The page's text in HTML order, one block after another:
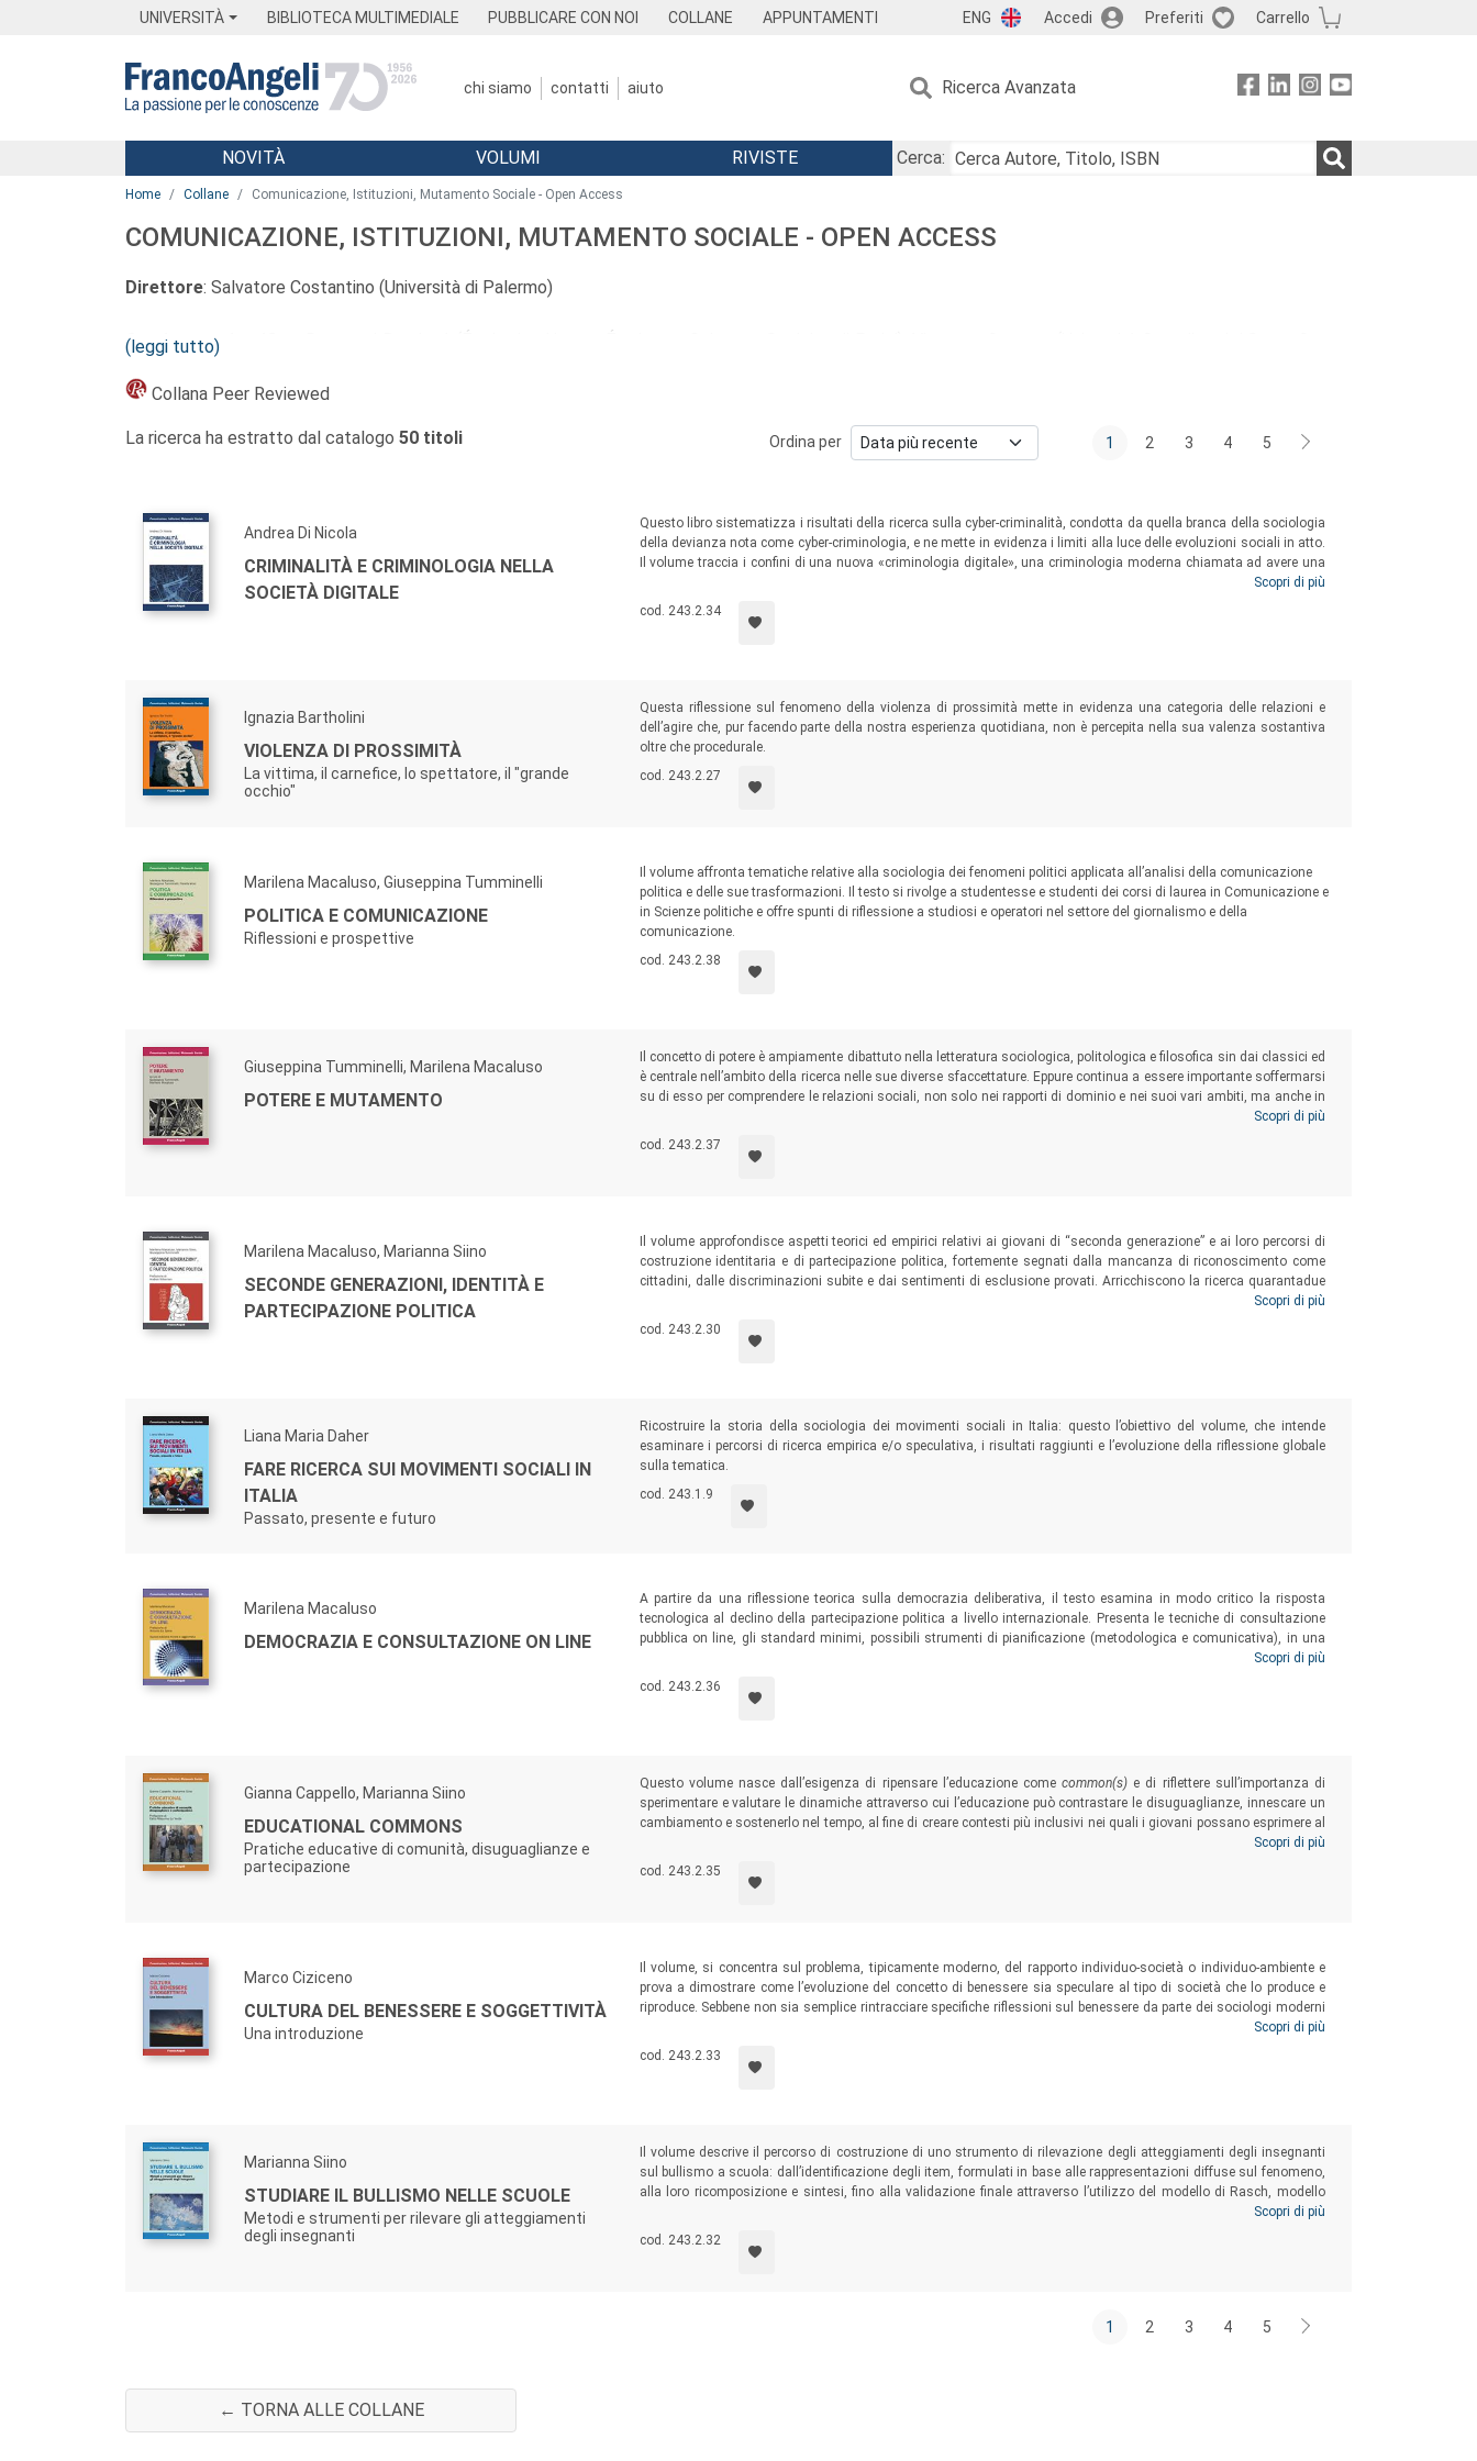
UNIVERSITÀ BIBLIOTECA MULTIMEDIALE PUBBLICARE CON NOI COLLANE APPUNTAMENTI ENG Accedi Preferiti Carrello
chi siamo contatti aiuto Ricerca Avanzata
Menu
NOVITÀ VOLUMI RIVISTE
Cerca:
Home Collane Comunicazione, Istituzioni, Mutamento Sociale - Open Access
COMUNICAZIONE, ISTITUZIONI, MUTAMENTO SOCIALE - OPEN ACCESS
Direttore: Salvatore Costantino (Università di Palermo)
Comitato scientifico
Roma la Sapienza), Emanuele Felice (Università “G. d’Annunzio” di Chieti-Pescara), Giovanni Frazzica (Università di Palermo), Raimondo Ingrassia (Università di
Palermo)
anche la collocazione territoriale di alcuni di noi, vi è anche un’attenzione ai temi del ritardo e delle distorsioni dello sviluppo, e di conseguenza alle politiche e
alle istituzioni relative a quest’ultimo. Se per un verso, infatti, “nuova comunicazione”, società dell’informazione e globalizzazione possono rappresentare delle
risorse per uscire dalle situazioni di stasi o declino socio-economico, per altro verso, di nuovo a seconda dei vincoli istituzionali dati e delle storture
endemicamente presenti, esse possono invece ben convivere con il sottosviluppo, senza scalfirlo. È stata attivata una procedura di referaggio anonimo cui
vengono sottoposti gli scritti presi in considerazione ai fini della pubblicazione nella collana.
(leggi tutto)
Collana Peer Reviewed
La ricerca ha estratto dal catalogo 50 titoli Ordina per 1 2 3 4 5
Andrea Di Nicola
CRIMINALITÀ E CRIMINOLOGIA NELLA
SOCIETÀ DIGITALE
Questo libro sistematizza i risultati della ricerca sulla cyber-criminalità, condotta da quella branca della sociologia
della devianza nota come cyber-criminologia, e ne mette in evidenza i limiti alla luce delle evoluzioni sociali in atto.
Il volume traccia i confini di una nuova «criminologia digitale», una criminologia moderna chiamata ad avere una
vocazione sempre più inter e multidisciplinare, capace di far dialogare tra loro tutte le scienze della sicurezza e
della criminalità.
Scopri di più
cod. 243.2.34
Ignazia Bartholini
VIOLENZA DI PROSSIMITÀ
La vittima, il carnefice, lo spettatore, il "grande
occhio"
Questa riflessione sul fenomeno della violenza di prossimità mette in evidenza una categoria delle relazioni e
dell’agire che, pur facendo parte della nostra esperienza quotidiana, non è percepita nella sua valenza sostantiva
oltre che procedurale.
cod. 243.2.27
Marilena Macaluso, Giuseppina Tumminelli
POLITICA E COMUNICAZIONE
Riflessioni e prospettive
Il volume affronta tematiche relative alla sociologia dei fenomeni politici applicata all’analisi della comunicazione
politica e delle sue trasformazioni. Il testo si rivolge a studentesse e studenti dei corsi di laurea in Comunicazione e
in Scienze politiche e offre spunti di riflessione a studiosi e operatori nel settore del giornalismo e della
comunicazione.
cod. 243.2.38
Giuseppina Tumminelli, Marilena Macaluso
POTERE E MUTAMENTO
Il concetto di potere è ampiamente dibattuto nella letteratura sociologica, politologica e filosofica sin dai classici ed
è centrale nell’ambito della ricerca nelle sue diverse sfaccettature. Eppure continua a essere importante soffermarsi
su di esso per comprendere le relazioni sociali, non solo nei rapporti di dominio e nei suoi vari ambiti, ma anche in
diversi aspetti della vita quotidiana, della costruzione dell’identità e della libertà. In tale ottica, questo volume vuole
offrire una riflessione sulle connessioni tra le dimensioni del potere e le trasformazioni sociali.
Scopri di più
cod. 243.2.37
Marilena Macaluso, Marianna Siino
SECONDE GENERAZIONI, IDENTITÀ E
PARTECIPAZIONE POLITICA
Il volume approfondisce aspetti teorici ed empirici relativi ai giovani di “seconda generazione” e ai loro percorsi di
costruzione identitaria e di partecipazione politica, fortemente segnati dalla mancanza di riconoscimento come
cittadini, dalle discriminazioni subite e dai sentimenti di esclusione provati. Arricchiscono la ricerca quarantadue
interviste in profondità a giovani di seconda generazione con età compresa tra i 18 e i 30 anni e residenti in sette
città italiane (Palermo, Cagliari, Roma, Bologna, Milano, Torino e Padova).
Scopri di più
cod. 243.2.30
Liana Maria Daher
FARE RICERCA SUI MOVIMENTI SOCIALI IN
ITALIA
Passato, presente e futuro
Ricostruire la storia della sociologia dei movimenti sociali in Italia: questo l’obiettivo del volume, che intende
esaminare i percorsi di ricerca empirica e/o speculativa, i risultati raggiunti e l’evoluzione della riflessione globale
sulla tematica.
cod. 243.1.9
Marilena Macaluso
DEMOCRAZIA E CONSULTAZIONE ON LINE
A partire da una riflessione teorica sulla democrazia deliberativa, il testo esamina in modo critico la risposta
tecnologica al declino della partecipazione politica a livello internazionale. Presenta le tecniche di consultazione
pubblica on line, gli standard minimi, possibili strumenti di pianificazione (metodologica e comunicativa), in una
prospettiva che combina ciò che avviene sulla Rete con iniziative sul territorio. Un volume utile per gli studenti dei
corsi di laurea in comunicazione, gli studiosi e gli operatori della comunicazione pubblica.
Scopri di più
cod. 243.2.36
Gianna Cappello, Marianna Siino
EDUCATIONAL COMMONS
Pratiche educative di comunità, disuguaglianze e
partecipazione
Questo volume nasce dall’esigenza di ripensare l’educazione comecommon(s) e di riflettere sull’importanza di
sperimentare e valutare le dinamiche attraverso cui l’educazione può contrastare le disuguaglianze, innescare un
cambiamento e sostenerlo nel tempo, al fine di creare contesti più inclusivi nei quali i giovani possano esprimere al
meglio le loro potenzialità. Il testo presenta i risultati di una ricerca condotta nell’ambito del progetto europeo
Horizon 2020 SMOOTH, nel corso della quale la nozione di
livello teorico-concettuale e delle politiche sociali ed educative.
Scopri di più
cod. 243.2.35
Marco Ciziceno
CULTURA DEL BENESSERE E SOGGETTIVITÀ
Una introduzione
Il volume, si concentra sul problema, tipicamente moderno, del rapporto individuo-società o individuo-ambiente e
prova a dimostrare come l’evoluzione del concetto di benessere sia speculare al tipo di società che lo produce e
riproduce. Sebbene non sia semplice rintracciare specifiche riflessioni sul benessere da parte dei sociologi moderni
e contemporanei, si può provare a speculare attraverso il loro pensiero. Il testo offre, quindi, una panoramica sui
principali esiti teorici che la sociologia ha prodotto sul tema del benessere, senza però tacerne i limiti e gli elementi
Scopri di più
cod. 243.2.33
Marianna Siino
STUDIARE IL BULLISMO NELLE SCUOLE
Metodi e strumenti per rilevare gli atteggiamenti
degli insegnanti
Il volume descrive il percorso di costruzione di uno strumento di rilevazione degli atteggiamenti degli insegnanti
sul bullismo a scuola: dall’identificazione degli item, formulati in base alle rappresentazioni diffuse sul fenomeno,
alla loro ricomposizione e sintesi, fino alla validazione finale attraverso l’utilizzo del modello di Rasch, modello
logistico ampiamente utilizzato come strumento sia per la costruzione di scale di misura sia per l’analisi degli
item.
Scopri di più
cod. 243.2.32
1 2 3 4 5
← TORNA ALLE COLLANE